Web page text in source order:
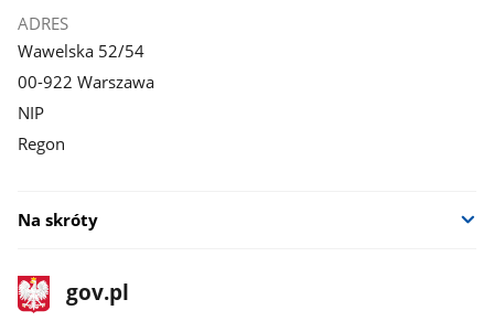
ADRES
Wawelska 52/54
00-922 Warszawa
NIP
Regon
Na skróty
stopka
gov.pl
Strona
gov.pl